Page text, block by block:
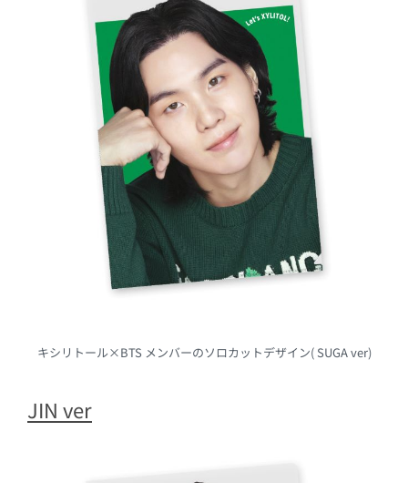
キシリトール×BTS メンバーのソロカットデザイン( SUGA ver)
JIN ver